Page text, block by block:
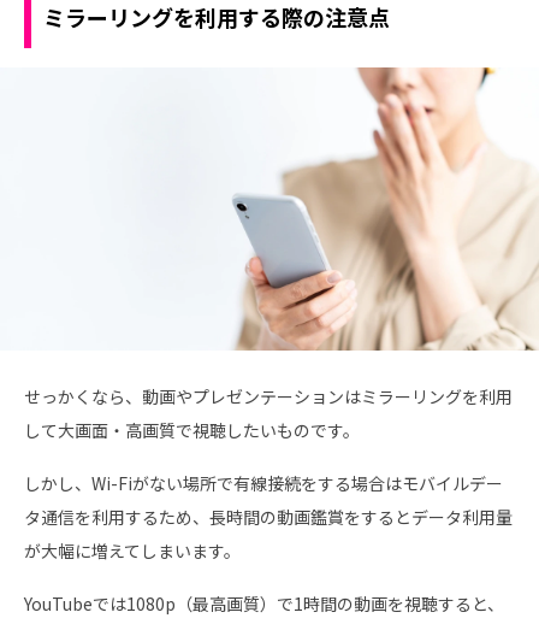
ミラーリングを利用する際の注意点
せっかくなら、動画やプレゼンテーションはミラーリングを利用
して大画面・高画質で視聴したいものです。
しかし、Wi-Fiがない場所で有線接続をする場合はモバイルデー
タ通信を利用するため、長時間の動画鑑賞をするとデータ利用量
が大幅に増えてしまいます。
YouTubeでは1080p（最高画質）で1時間の動画を視聴すると、